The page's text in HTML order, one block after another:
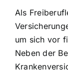
Als
um sich vor
Neben der